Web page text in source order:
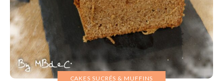
CAKES SUCRÉS & MUFFINS